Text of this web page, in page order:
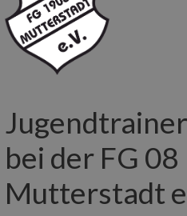
bei der FG 08
Mutterstadt